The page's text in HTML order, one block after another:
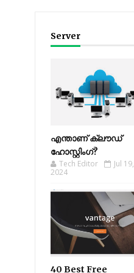
Server
എന്താണ് ക്ലൗഡ്
ഹോസ്റ്റിംഗ്?
Tech Editor
Jul 19,
2024
40 Best Free